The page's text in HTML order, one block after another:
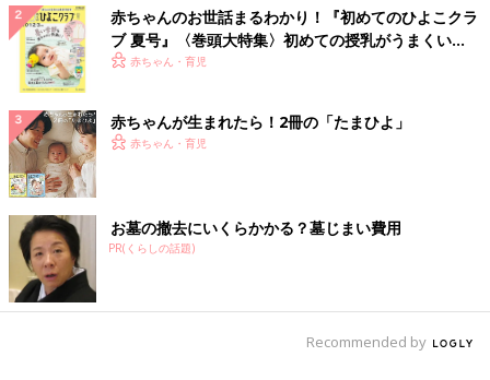
赤ちゃんのお世話まるわかり！『初めてのひよこクラ
ブ 夏号』〈巻頭大特集〉初めての授乳がうまくい
く！ おっぱい・ミルクの基本と夏のトラブル 解決テ
赤ちゃん・育児
赤ちゃんが生まれたら！2冊の「たまひよ」
赤ちゃん・育児
お墓の撤去にいくらかかる？墓じまい費用
PR(くらしの話題)
Recommended by